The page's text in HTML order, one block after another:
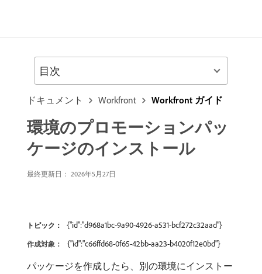
ドキュメント Workfront Workfront ガイド
環境のプロモーションパッ
ケージのインストール
最終更新日： 2026年5月27日
トピック： {"id":"d968a1bc-9a90-4926-a531-bcf272c32aad"}
作成対象： {"id":"c66ffd68-0f65-42bb-aa23-b4020f12e0bd"}
パッケージを作成したら、別の環境にインストー
目次